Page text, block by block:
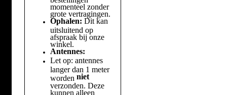
momenteel zonder
grote vertragingen.
Ophalen: Dit kan
uitsluitend op
afspraak bij onze
winkel.
Antennes:
Let op: antennes
langer dan 1 meter
worden niet
verzonden. Deze
kunnen alleen